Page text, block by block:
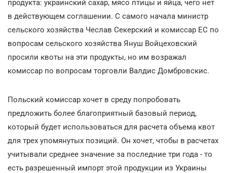
продукта: украинский сахар, мясо птицы и яйца, чего нет
в действующем соглашении. С самого начала министр
сельского хозяйства Чеслав Секерский и комиссар ЕС по
вопросам сельского хозяйства Януш Войцеховский
просили квоты на эти продукты, но им возражал
комиссар по вопросам торговли Валдис Домбровскис.
Польский комиссар хочет в среду попробовать
предложить более благоприятный базовый период,
который будет использоваться для расчета объема квот
для трех упомянутых позиций. Он хочет, чтобы в расчетах
учитывали среднее значение за последние три года - то
есть разрешенный импорт этой продукции из Украины